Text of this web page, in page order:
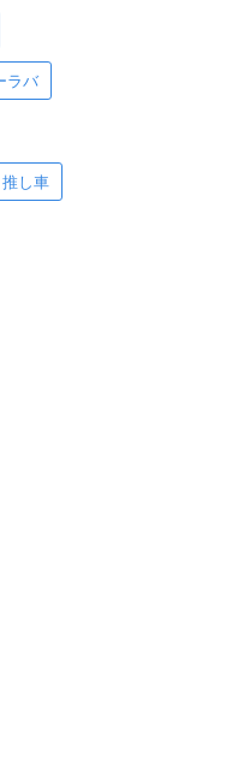
ラバ
推し車